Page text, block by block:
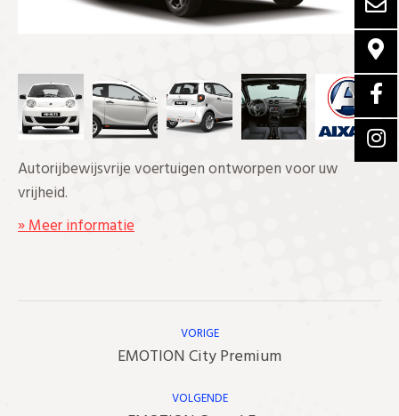
Autorijbewijsvrije voertuigen ontworpen voor uw
vrijheid.
» Meer informatie
Bericht
VORIGE
Vorig
EMOTION City Premium
VOLGENDE